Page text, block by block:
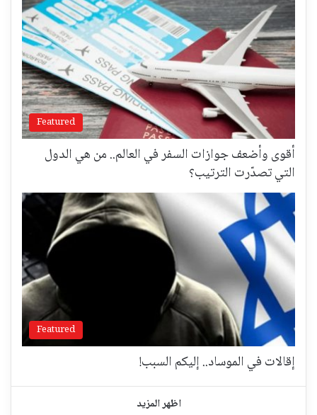
Featured
أقوى وأضعف جوازات السفر في العالم.. من هي الدول
التي تصدّرت الترتيب؟
Featured
إقالات في الموساد.. إليكم السبب!
اظهر المزيد